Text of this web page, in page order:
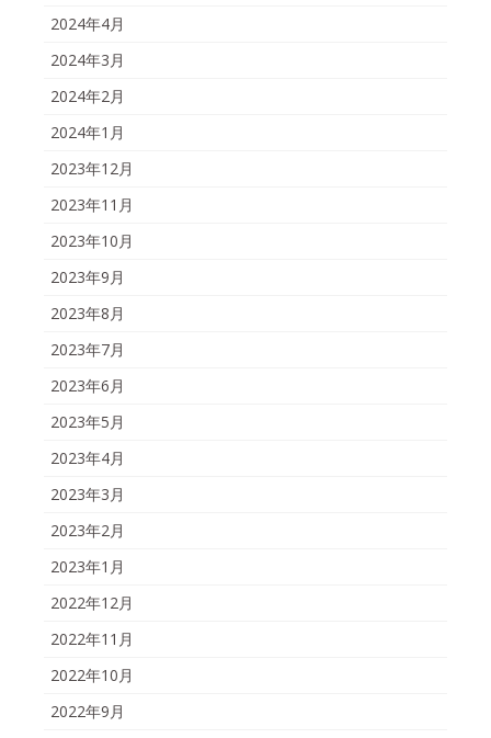
2024年4月
2024年3月
2024年2月
2024年1月
2023年12月
2023年11月
2023年10月
2023年9月
2023年8月
2023年7月
2023年6月
2023年5月
2023年4月
2023年3月
2023年2月
2023年1月
2022年12月
2022年11月
2022年10月
2022年9月